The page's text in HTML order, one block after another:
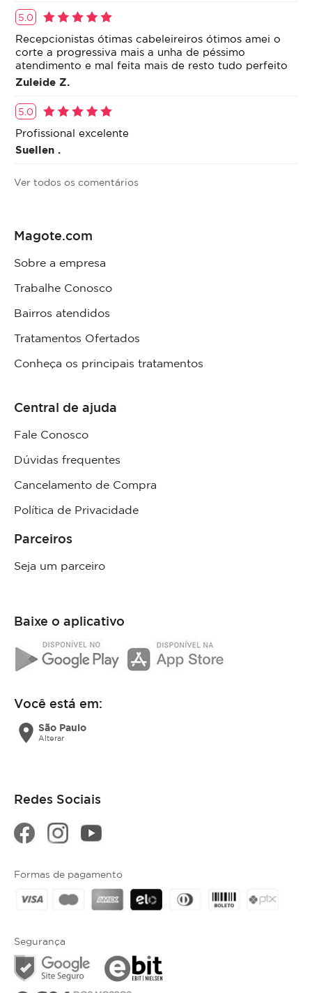
5.0
Recepcionistas ótimas cabeleireiros ótimos amei o
corte a progressiva mais a unha de péssimo
atendimento e mal feita mais de resto tudo perfeito
Zuleide Z.
5.0
Profissional excelente
Suellen .
Ver todos os comentários
Magote.com
Sobre a empresa
Trabalhe Conosco
Bairros atendidos
Tratamentos Ofertados
Conheça os principais tratamentos
Central de ajuda
Fale Conosco
Dúvidas frequentes
Cancelamento de Compra
Política de Privacidade
Parceiros
Seja um parceiro
Baixe o aplicativo
Você está em:
location_on São Paulo
Alterar
Redes Sociais
Segurança
Formas de pagamento